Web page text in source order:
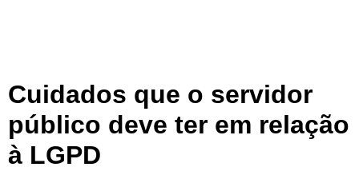
Cuidados que o servidor
público deve ter em relação
à LGPD